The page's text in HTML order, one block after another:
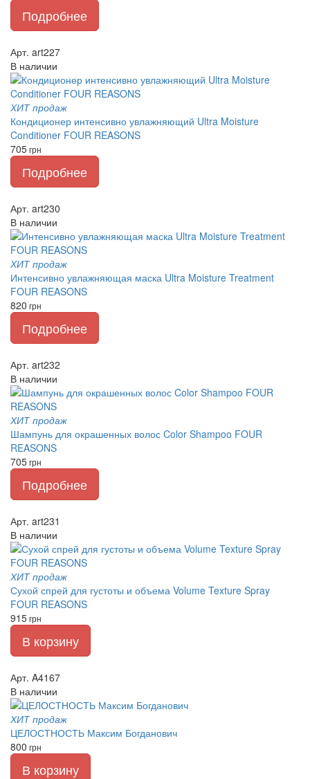
Подробнее
Арт. art227
В наличии
ХИТ продаж
Кондиционер интенсивно увлажняющий Ultra Moisture
Conditioner FOUR REASONS
705грн
Подробнее
Арт. art230
В наличии
ХИТ продаж
Интенсивно увлажняющая маска Ultra Moisture Treatment
FOUR REASONS
820 грн
Подробнее
Арт. art232
В наличии
ХИТ продаж
Шампунь для окрашенных волос Color Shampoo FOUR
REASONS
705грн
Подробнее
Арт. art231
В наличии
ХИТ продаж
Сухой спрей для густоты и объема Volume Texture Spray
FOUR REASONS
915грн
В корзину
Арт. A4167
В наличии
ХИТ продаж
ЦЕЛОСТНОСТЬ Максим Богданович
800 грн
В корзину